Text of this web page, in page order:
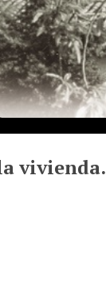
vivienda.